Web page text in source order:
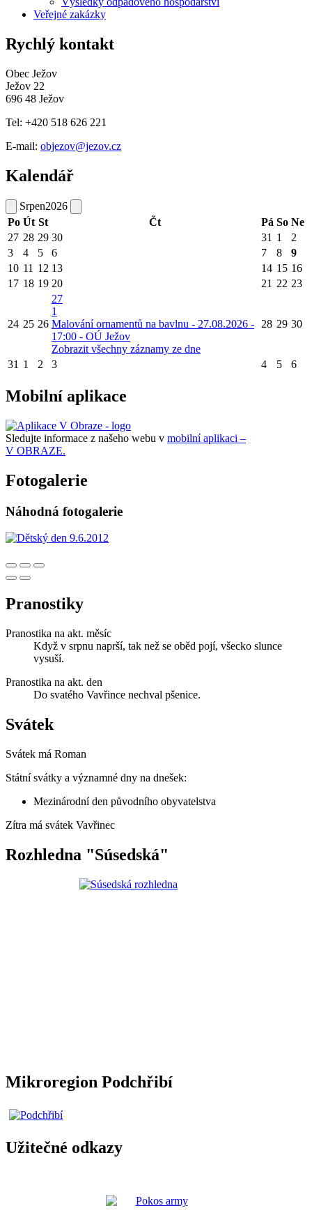
Veřejné zakázky
Rychlý kontakt
Obec Ježov
Ježov 22
696 48 Ježov
Tel: +420 518 626 221
E-mail: objezov@jezov.cz
Kalendář
Srpen2026
Po Út St Čt Pá So Ne
27 28 29 30 31 1
2
3
4 5 6 7 8
9
10 11 12 13 14 15 16
17 18 19 20 21 22 23
24 25 26
27
1
Malování ornamentů na bavlnu - 27.08.2026 -
17:00 - OÚ Ježov
Zobrazit všechny záznamy ze dne
28 29 30
31 1 2 3 4 5 6
Mobilní aplikace
Sledujte informace z našeho webu v mobilní aplikaci –
V OBRAZE.
Fotogalerie
Náhodná fotogalerie
Pranostiky
Pranostika na akt. měsíc
Když v srpnu naprší, tak než se oběd pojí, všecko slunce
vysuší.
Pranostika na akt. den
Do svatého Vavřince nechval pšenice.
Svátek
Svátek má Roman
Státní svátky a významné dny na dnešek:
Mezinárodní den původního obyvatelstva
Zítra má svátek Vavřinec
Rozhledna "Súsedská"
Mikroregion Podchřibí
Užitečné odkazy